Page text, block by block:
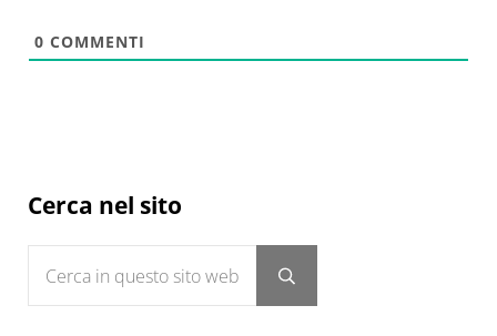
0 COMMENTI
Sidebar
Cerca nel sito
Submit search